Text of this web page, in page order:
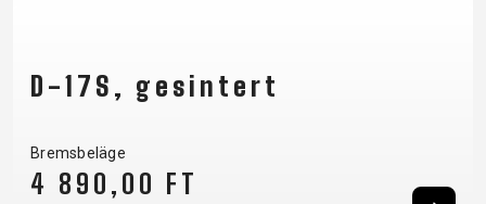
D-17S, gesintert
Bremsbeläge
4 890,00 FT